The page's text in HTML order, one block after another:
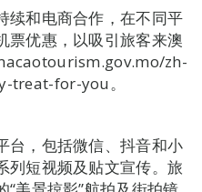
续和电商合作，在不同平
票优惠，以吸引旅客来澳
zh-
for-you。
台，包括微信、抖音和小
列短视频及贴文宣传。旅